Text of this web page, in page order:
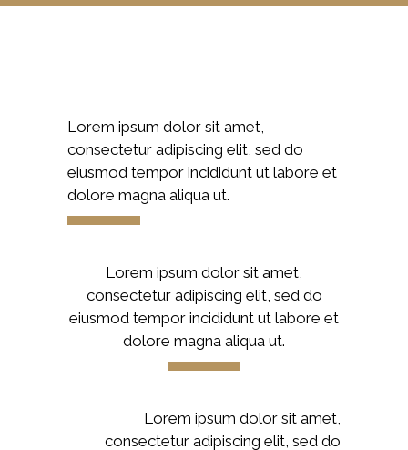
Lorem ipsum dolor sit amet,
consectetur adipiscing elit, sed do
eiusmod tempor incididunt ut labore et
dolore magna aliqua ut.
Lorem ipsum dolor sit amet,
consectetur adipiscing elit, sed do
eiusmod tempor incididunt ut labore et
dolore magna aliqua ut.
Lorem ipsum dolor sit amet,
consectetur adipiscing elit, sed do